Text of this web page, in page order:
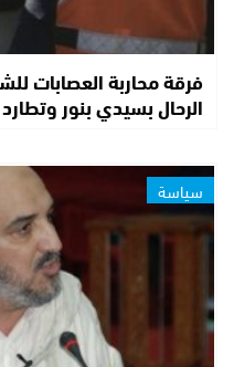
فرقة محاربة العصابات
الرحال بسيدي بنور
سياسة